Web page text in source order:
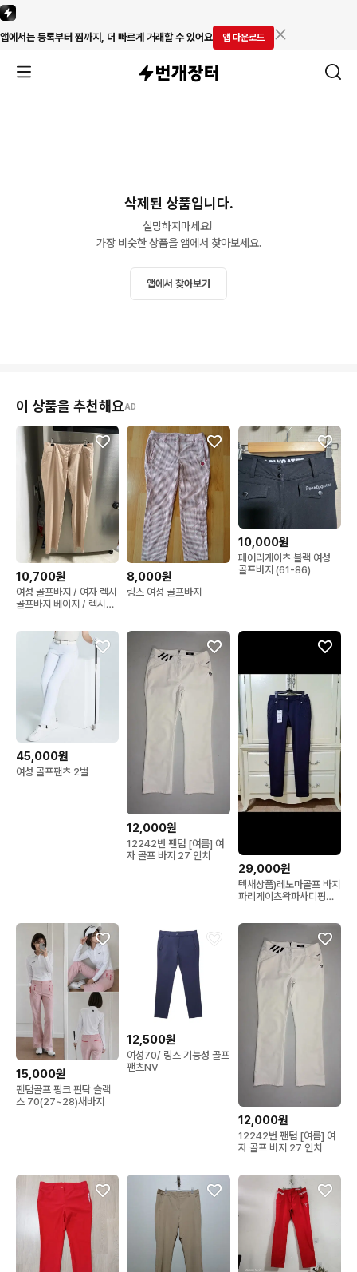
앱에서는 등록부터 찜까지, 더 빠르게 거래할 수 있어요 앱 다운로드
삭제된 상품입니다.
실망하지마세요!
가장 비슷한 상품을 앱에서 찾아보세요.
앱에서 찾아보기
이 상품을 추천해요AD
10,700원
여성 골프바지 / 여자 렉시
골프바지 베이지 / 렉시골
8,000원
링스 여성 골프바지
10,000원
페어리게이츠 블랙 여성
골프바지 (61-86)
45,000원
여성 골프팬츠 2벌
12,000원
12242번 팬텀 [여름] 여
자 골프 바지 27 인치
29,000원
텍새상품)레노마골프 바지
파리게이츠왁파사디핑팬
15,000원
팬텀골프 핑크 핀탁 슬랙
스 70(27~28)새바지
12,500원
여성70/ 링스 기능성 골프
팬츠NV
12,000원
12242번 팬텀 [여름] 여
자 골프 바지 27 인치